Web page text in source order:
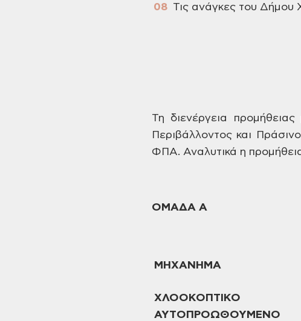
Τις ανάγκες του Δήμου
Τη διενέργεια
Περιβάλλοντος και
ΦΠΑ. Αναλυτικά η
ΟΜΑΔΑ Α
ΜΗΧΑΝΗΜΑ
ΧΛΟΟΚΟΠΤΙΚΟ
ΑΥΤΟΠΡΟΩΘΟΥΜΕΝΟ